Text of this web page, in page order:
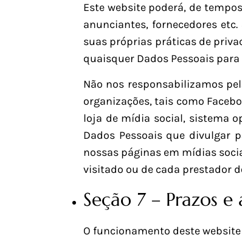
Este website poderá, de
anunciantes, fornecedores
suas próprias práticas de
quaisquer Dados Pessoais para
Não nos responsabilizamos
organizações, tais como
loja de mídia social, sistema
Dados Pessoais que divulgar
nossas páginas em mídias
visitado ou de cada prestador
Seção 7 – Prazos
O funcionamento deste